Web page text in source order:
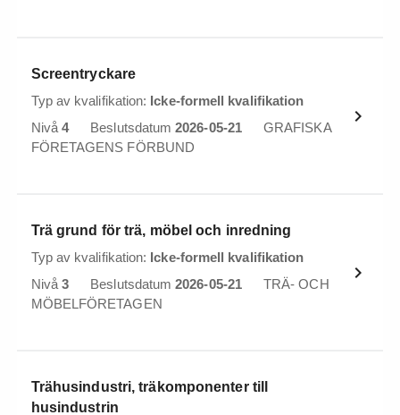
Screentryckare
Typ av kvalifikation: Icke-formell kvalifikation
Nivå4 Beslutsdatum2026-05-21
GRAFISKA
FÖRETAGENS FÖRBUND
Trä grund för trä, möbel och inredning
Typ av kvalifikation: Icke-formell kvalifikation
Nivå3 Beslutsdatum2026-05-21
TRÄ- OCH
MÖBELFÖRETAGEN
Trähusindustri, träkomponenter till
husindustrin